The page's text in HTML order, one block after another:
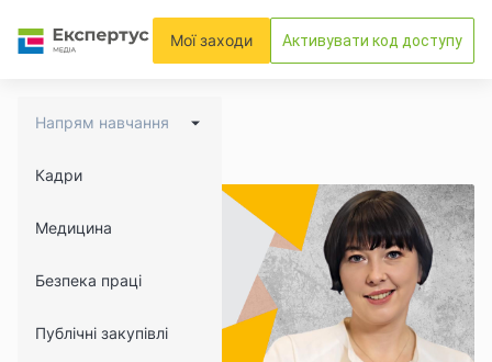
Мої заходи Активувати код доступу
Напрям навчання
Кадри
Медицина
Безпека праці
Публічні закупівлі